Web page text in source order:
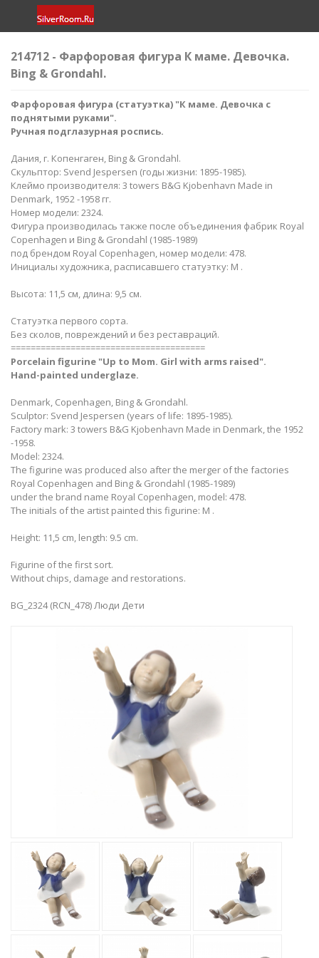
214712 - Фарфоровая фигура К маме. Девочка.
Bing & Grondahl.
Фарфоровая фигура (статуэтка) "К маме. Девочка с
поднятыми руками".
Ручная подглазурная роспись.
Дания, г. Копенгаген, Bing & Grondahl.
Скульптор: Svend Jespersen (годы жизни: 1895-1985).
Клеймо производителя: 3 towers B&G Kjobenhavn Made in
Denmark, 1952 -1958 гг.
Номер модели: 2324.
Фигура производилась также после объединения фабрик Royal
Copenhagen и Bing & Grondahl (1985-1989)
под брендом Royal Copenhagen, номер модели: 478.
Инициалы художника, расписавшего статуэтку: M .
Высота: 11,5 см, длина: 9,5 см.
Статуэтка первого сорта.
Без сколов, повреждений и без реставраций.
=======================================
Porcelain figurine "Up to Mom. Girl with arms raised".
Hand-painted underglaze.
Denmark, Copenhagen, Bing & Grondahl.
Sculptor: Svend Jespersen (years of life: 1895-1985).
Factory mark: 3 towers B&G Kjobenhavn Made in Denmark, the 1952
-1958.
Model: 2324.
The figurine was produced also after the merger of the factories
Royal Copenhagen and Bing & Grondahl (1985-1989)
under the brand name Royal Copenhagen, model: 478.
The initials of the artist painted this figurine: M .
Height: 11,5 cm, length: 9.5 cm.
Figurine of the first sort.
Without chips, damage and restorations.
BG_2324 (RCN_478) Люди Дети